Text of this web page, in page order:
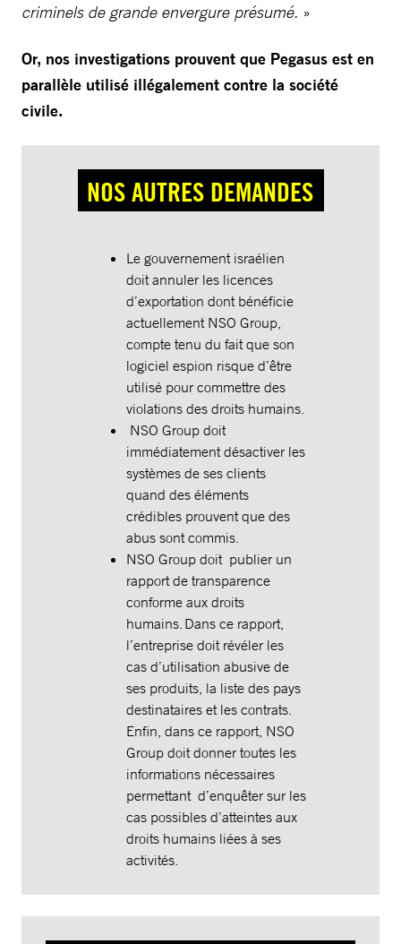
criminels de grande envergure présumé. »
Or, nos investigations prouvent que Pegasus est en
parallèle utilisé illégalement contre la société
civile.
NOS AUTRES DEMANDES
Le gouvernement israélien
doit annuler les licences
d’exportation dont bénéficie
actuellement NSO Group,
compte tenu du fait que son
logiciel espion risque d’être
utilisé pour commettre des
violations des droits humains.
NSO Group doit
immédiatement désactiver les
systèmes de ses clients
quand des éléments
crédibles prouvent que des
abus sont commis.
NSO Group doit publier un
rapport de transparence
conforme aux droits
humains. Dans ce rapport,
l’entreprise doit révéler les
cas d’utilisation abusive de
ses produits, la liste des pays
destinataires et les contrats.
Enfin, dans ce rapport, NSO
Group doit donner toutes les
informations nécessaires
permettant d’enquêter sur les
cas possibles d’atteintes aux
droits humains liées à ses
activités.